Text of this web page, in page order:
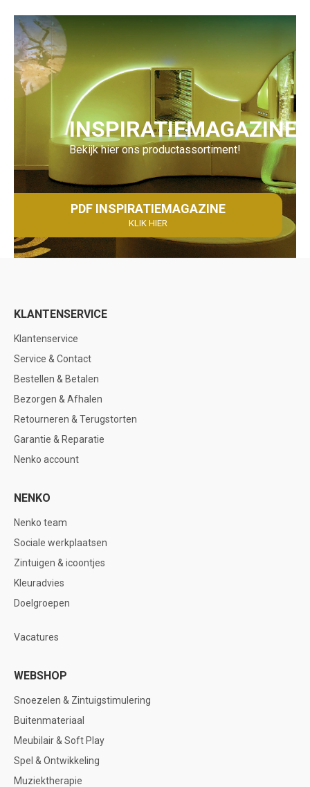
INSPIRATIEMAGAZINE
Bekijk hier ons productassortiment!
PDF INSPIRATIEMAGAZINE
KLIK HIER
KLANTENSERVICE
Klantenservice
Service & Contact
Bestellen & Betalen
Bezorgen & Afhalen
Retourneren & Terugstorten
Garantie & Reparatie
Nenko account
NENKO
Nenko team
Sociale werkplaatsen
Zintuigen & icoontjes
Kleuradvies
Doelgroepen
Vacatures
WEBSHOP
Snoezelen & Zintuigstimulering
Buitenmateriaal
Meubilair & Soft Play
Spel & Ontwikkeling
Muziektherapie